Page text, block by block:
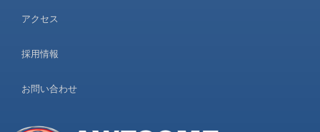
アクセス
採用情報
お問い合わせ